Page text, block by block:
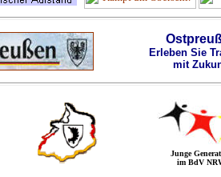
Erleben Sie
mit
Junge
im BdV